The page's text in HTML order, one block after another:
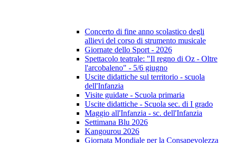
Concerto di fine anno scolastico degli
allievi del corso di strumento musicale
Giornate dello Sport - 2026
Spettacolo teatrale: "Il regno di Oz - Oltre
l'arcobaleno" - 5/6 giugno
Uscite didattiche sul territorio - scuola
dell'Infanzia
Visite guidate - Scuola primaria
Uscite didattiche - Scuola sec. di I grado
Maggio all'Infanzia - sc. dell'Infanzia
Settimana Blu 2026
Kangourou 2026
Giornata Mondiale per la Consapevolezza